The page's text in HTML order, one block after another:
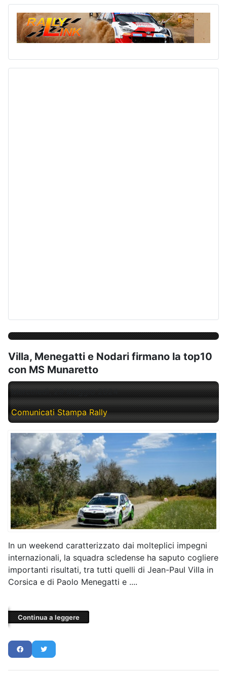
Villa, Menegatti e Nodari firmano la top10
con MS Munaretto
Mercoledì, 29 Maggio 2024
Comunicati Stampa Rally
In un weekend caratterizzato dai molteplici impegni
internazionali, la squadra scledense ha saputo cogliere
importanti risultati, tra tutti quelli di Jean-Paul Villa in
Corsica e di Paolo Menegatti e ....
Continua a leggere